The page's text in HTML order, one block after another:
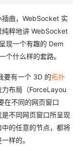
曲，WebSocket 实
纯粹地讲 WebSocket
现一个有趣的 Dem
个什么样的套路。
要有一个 3D 的拓扑
布局（ForceLayou
在不同的网页窗口
不同网页窗口所呈现
的任意的节点，都将
样的。